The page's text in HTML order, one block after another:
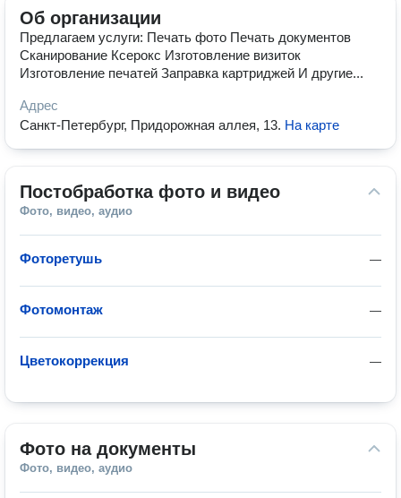
Об организации
Предлагаем услуги: Печать фото Печать документов
Сканирование Ксерокс Изготовление визиток
Изготовление печатей Заправка картриджей И другие...
Адрес
Санкт-Петербург, Придорожная аллея, 13. На карте
Постобработка фото и видео
Фото, видео, аудио
—
Фоторетушь
—
Фотомонтаж
—
Цветокоррекция
Фото на документы
Фото, видео, аудио